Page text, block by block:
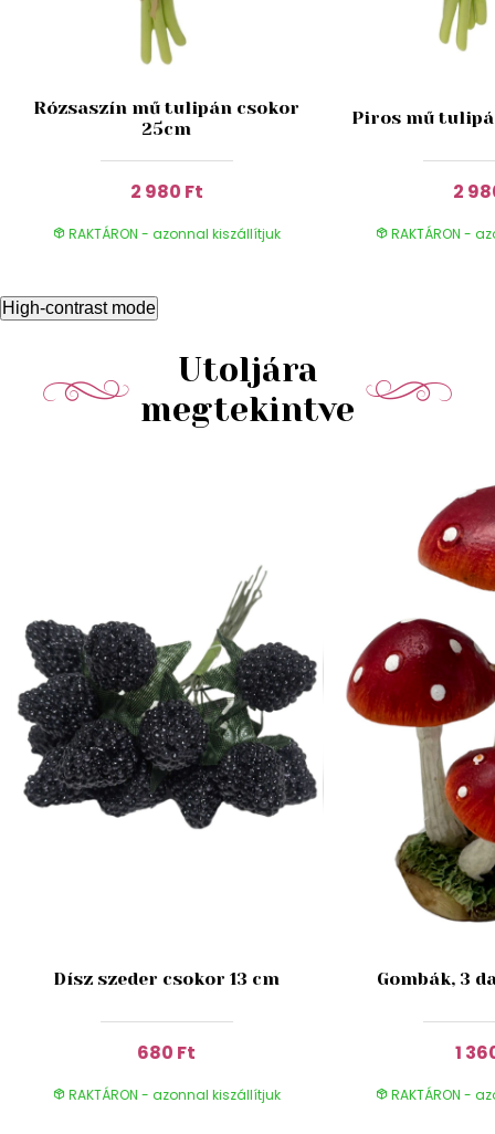
Rózsaszín mű tulipán csokor
25cm
2 980 Ft
RAKTÁRON - azonnal kiszállítjuk
Piros mű
2
RAKTÁRON -
High-contrast mode
Utoljára
megtekintve
Dísz szeder csokor 13 cm
680 Ft
RAKTÁRON - azonnal kiszállítjuk
Gombák, 3
1
RAKTÁRON -